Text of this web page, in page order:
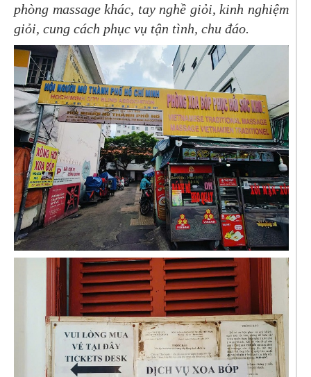
phòng massage khác, tay nghề giỏi, kinh nghiệm
giỏi, cung cách phục vụ tận tình, chu đáo.